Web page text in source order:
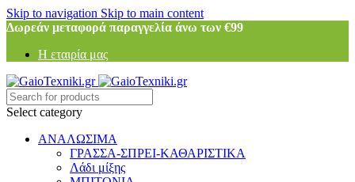
Skip to navigation Skip to main content
Δωρεάν μεταφορά παραγγελία άνω των €99
Η εταιρία μας
Select category
ΑΝΑΛΩΣΙΜΑ
ΓΡΑΣΣΑ-ΣΠΡΕΙ-ΚΑΘΑΡΙΣΤΙΚΑ
Λάδι μίξης